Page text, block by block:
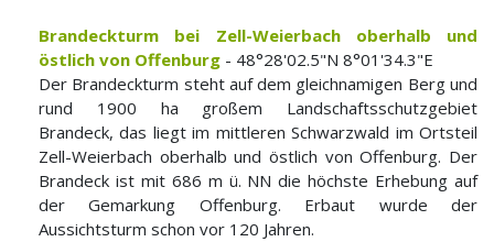
Brandeckturm bei Zell-Weierbach oberhalb und
östlich von Offenburg - 48°28'02.5"N 8°01'34.3"E
Der Brandeckturm steht auf dem gleichnamigen Berg und
rund 1900 ha großem Landschaftsschutzgebiet
Brandeck, das liegt im mittleren Schwarzwald im Ortsteil
Zell-Weierbach oberhalb und östlich von Offenburg. Der
Brandeck ist mit 686 m ü. NN die höchste Erhebung auf
der Gemarkung Offenburg. Erbaut wurde der
Aussichtsturm schon vor 120 Jahren.